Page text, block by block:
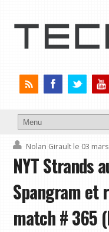
Nolan Girault le 03
NYT Strands
Spangram et
match # 365